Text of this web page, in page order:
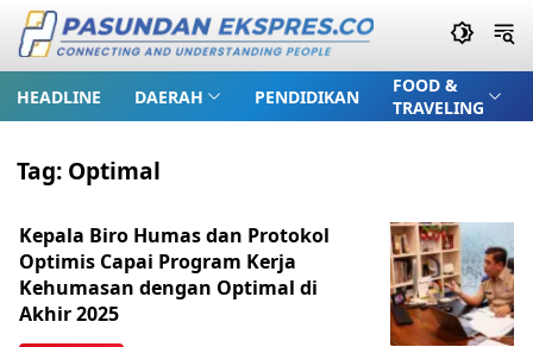
HEADLINE DAERAH PENDIDIKAN
FOOD &
TRAVELING
Tag: Optimal
Kepala Biro Humas dan Protokol
Optimis Capai Program Kerja
Kehumasan dengan Optimal di
Akhir 2025